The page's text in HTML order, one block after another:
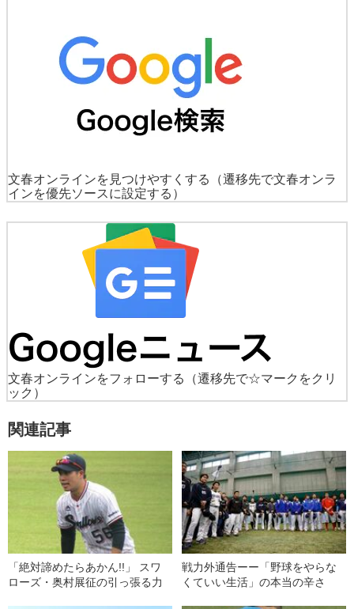
文春オンラインを見つけやすくする
（遷移先で文春オンラ
インを優先ソースに設定する）
文春オンラインをフォローする
（遷移先で☆マークをクリ
ック）
関連記事
「絶対諦めたらあかん!!」 スワ
ローズ・奥村展征の引っ張る力
戦力外通告ーー「野球をやらな
くていい生活」の本当の辛さ